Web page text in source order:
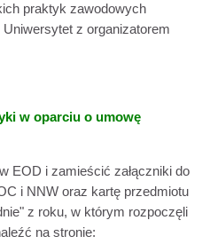
praktyk zawodowych
z organizatorem
w oparciu o umowę
EOD i zamieścić załączniki do
i NNW oraz kartę przedmiotu
z roku, w którym rozpoczęli
na stronie: